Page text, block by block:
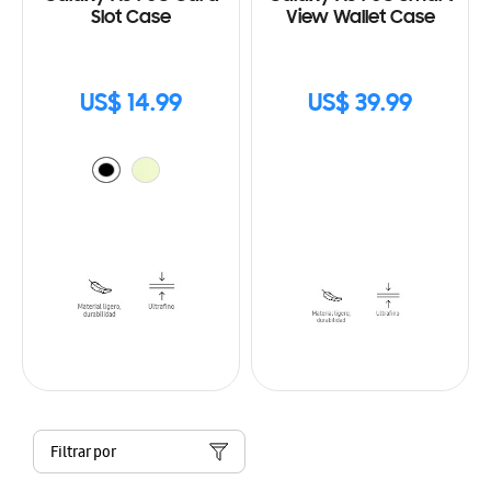
Slot Case
US$ 14.99
View Wallet Case
US$ 39.99
Filtrar por